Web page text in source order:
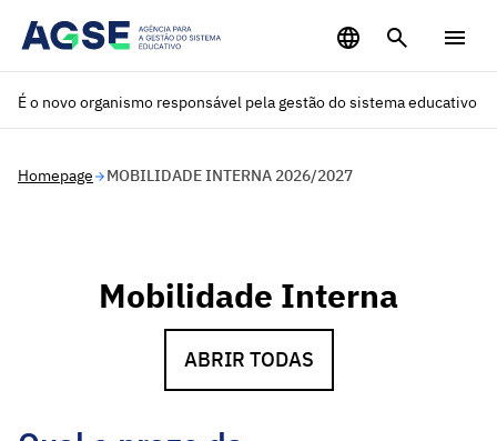
É o novo organismo responsável pela gestão do sistema educativo
Homepage MOBILIDADE INTERNA 2026/2027
Mobilidade Interna
ABRIR TODAS